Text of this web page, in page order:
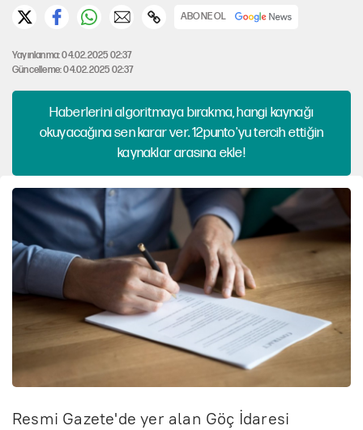
ABONE OL
Yayınlanma: 04.02.2025 02:37
Güncelleme: 04.02.2025 02:37
Haberlerini algoritmaya bırakma, hangi kaynağı
okuyacağına sen karar ver. 12punto'yu tercih ettiğin
kaynaklar arasına ekle!
Resmi Gazete'de yer alan Göç İdaresi